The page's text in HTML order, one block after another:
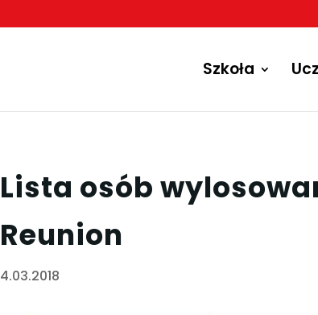
Szkoła
Lista osób
Reunion
4.03.2018